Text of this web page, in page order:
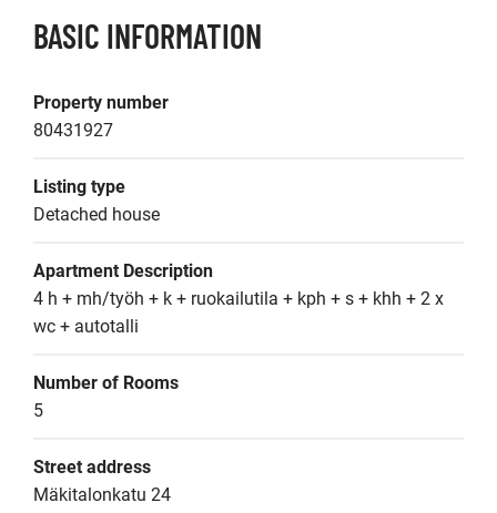
BASIC INFORMATION
Property number
80431927
Listing type
Detached house
Apartment Description
4 h + mh/työh + k + ruokailutila + kph + s + khh + 2 x
wc + autotalli
Number of Rooms
5
Street address
Mäkitalonkatu 24